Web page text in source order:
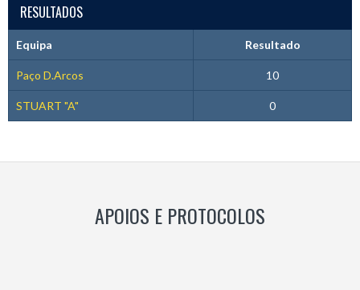
RESULTADOS
Equipa Resultado
Paço D.Arcos 10
STUART "A" 0
APOIOS E PROTOCOLOS